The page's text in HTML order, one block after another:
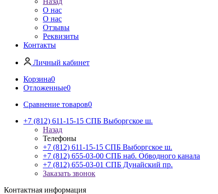
О нас
О нас
Отзывы
Реквизиты
Контакты
Личный кабинет
Корзина0
Отложенные0
Сравнение товаров0
+7 (812) 611-15-15 СПБ Выборгское ш.
Назад
Телефоны
+7 (812) 611-15-15 СПБ Выборгское ш.
+7 (812) 655-03-00 СПБ наб. Обводного канала
+7 (812) 655-03-01 СПБ Дунайский пр.
Заказать звонок
Контактная информация